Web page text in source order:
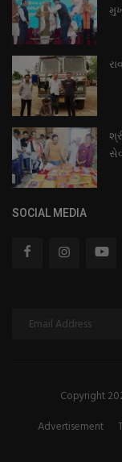
SOCIAL MEDIA
Copyright
Advertisement